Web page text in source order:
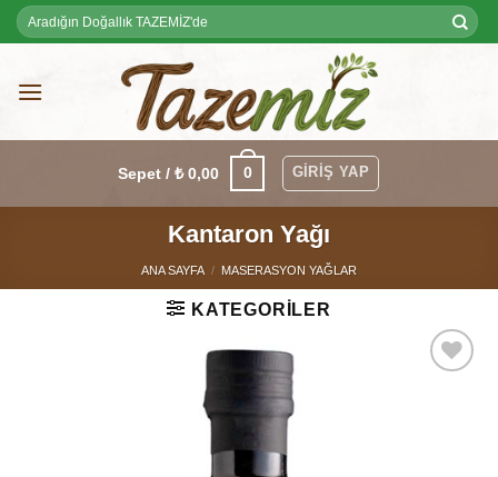
Skip
to
Ara:
Sepet / ₺0,00 0 GIRIŞ YAP
Kantaron Yağı
ANA SAYFA / MASERASYON YAĞLAR
KATEGORILER